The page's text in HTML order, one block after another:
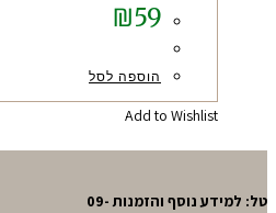
₪59
הוספה לסל
Add to Wishlist
טל: למידע נוסף והזמנות 09-